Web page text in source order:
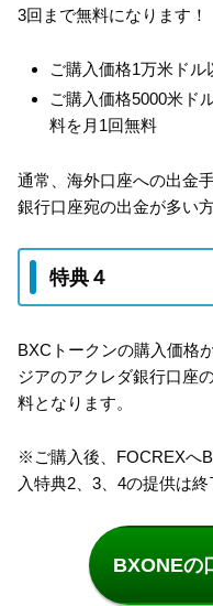
3回まで無料になります！
ご購入価格1万米ド
ご購入価格5000米ド
料を月1回無料
通常、海外口座への出金
銀行口座宛の出金が多い
特典４
BXCトークンの購入価格
ジアのアクレダ銀行口座
料となります。
※ご購入後、FOCREXへ
入特典2、3、4の提供は終
BXONEの